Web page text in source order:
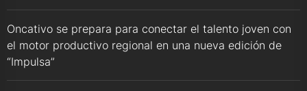
Oncativo se prepara para conectar el talento joven con
el motor productivo regional en una nueva edición de
“Impulsa”